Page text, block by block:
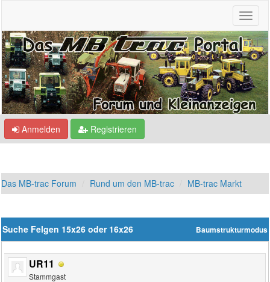
Anmelden Registrieren
Das MB-trac Forum Rund um den MB-trac MB-trac Markt
Baumstrukturmodus
Suche Felgen 15x26 oder 16x26
UR11
Stammgast